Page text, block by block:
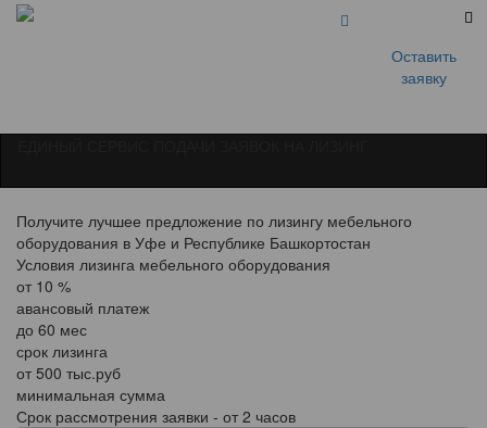
Оставить
заявку
Получите лучшее предложение по лизингу мебельного
оборудования в Уфе и Республике Башкортостан
Условия лизинга мебельного оборудования
от 10 %
авансовый платеж
до 60 мес
срок лизинга
от 500 тыс.руб
минимальная сумма
Срок рассмотрения заявки - от 2 часов